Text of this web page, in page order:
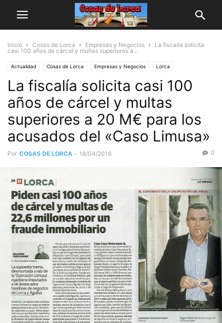
Inicio Cosas de Lorca Empresas y Negocios
La fiscalía solicita
casi 100 años de cárcel y multas superiores a...
Actualidad Cosas de Lorca Empresas y Negocios Lorca
La fiscalía solicita casi 100
años de cárcel y multas
superiores a 20 M€ para los
acusados del «Caso Limusa»
Por COSAS DE LORCA - 18/04/2016 0